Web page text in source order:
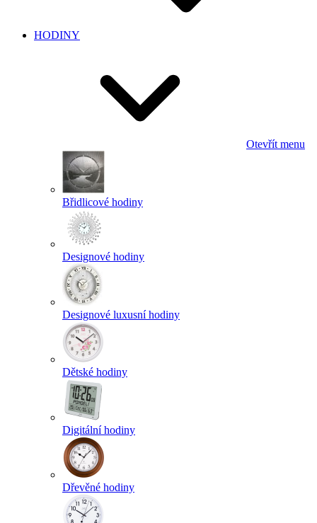
HODINY
Otevřít menu
Břidlicové hodiny
Designové hodiny
Designové luxusní hodiny
Dětské hodiny
Digitální hodiny
Dřevěné hodiny